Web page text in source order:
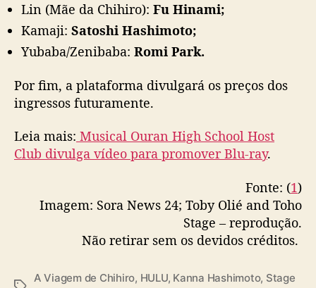
Lin (Mãe da Chihiro): Fu Hinami;
Kamaji: Satoshi Hashimoto;
Yubaba/Zenibaba: Romi Park.
Por fim, a plataforma divulgará os preços dos
ingressos futuramente.
Leia mais: Musical Ouran High School Host
Club divulga vídeo para promover Blu-ray.
Fonte: (1)
Imagem: Sora News 24; Toby Olié and Toho
Stage – reprodução.
Não retirar sem os devidos créditos.
A Viagem de Chihiro, HULU, Kanna Hashimoto, Stage